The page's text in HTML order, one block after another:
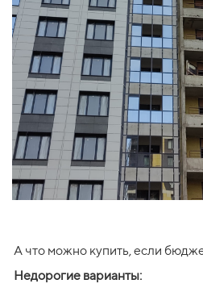
А что можно купить, если
Недорогие варианты: